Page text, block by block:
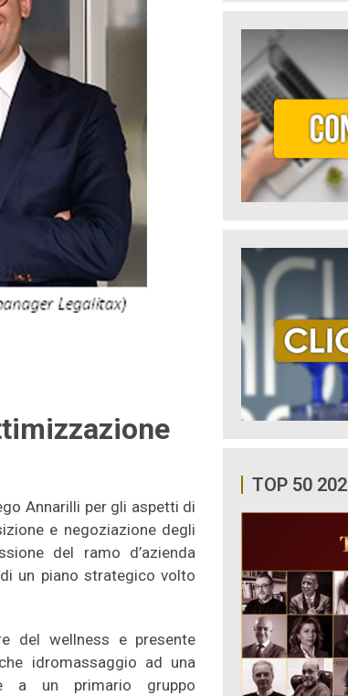
Annarilli per gli aspetti di
e negoziazione degli
del ramo d’azienda
un piano strategico volto
del wellness e presente
idromassaggio ad una
a un primario gruppo
TOP 50